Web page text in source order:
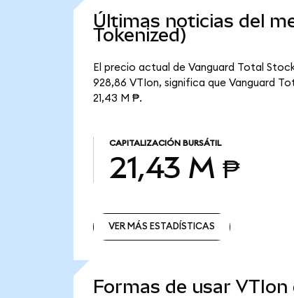
Últimas noticias del
Tokenized)
El precio actual de Vanguard Total
928,86 VTIon, significa que Vanguard
21,43 M ₱.
CAPITALIZACIÓN BURSÁTIL
21,43 M ₱
VER MÁS ESTADÍSTICAS
Formas de usar